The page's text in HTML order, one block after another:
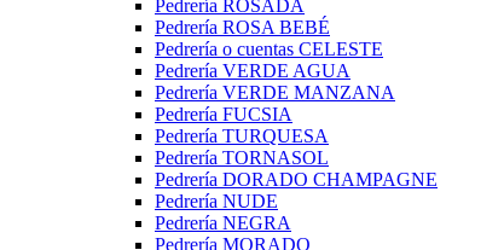
Pedrería ROSADA
Pedrería ROSA BEBÉ
Pedrería o cuentas CELESTE
Pedrería VERDE AGUA
Pedrería VERDE MANZANA
Pedrería FUCSIA
Pedrería TURQUESA
Pedrería TORNASOL
Pedrería DORADO CHAMPAGNE
Pedrería NUDE
Pedrería NEGRA
Pedrería MORADO